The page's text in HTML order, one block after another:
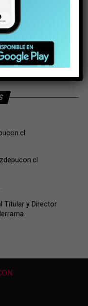
Titular y Director